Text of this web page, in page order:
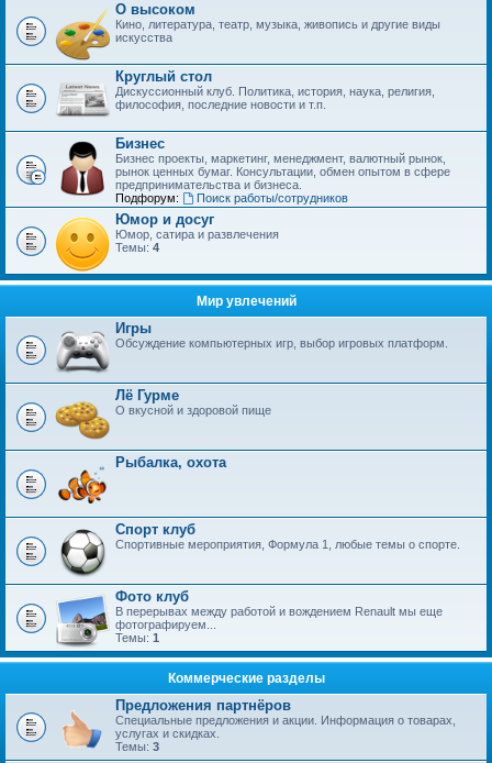
О высоком
Кино, литература, театр, музыка, живопись и другие виды
искусства
Круглый стол
Дискуссионный клуб. Политика, история, наука, религия,
философия, последние новости и т.п.
Бизнес
Бизнес проекты, маркетинг, менеджмент, валютный рынок,
рынок ценных бумаг. Консультации, обмен опытом в сфере
предпринимательства и бизнеса.
Подфорум:
Поиск работы/сотрудников
Юмор и досуг
Юмор, сатира и развлечения
Темы: 4
Мир увлечений
Игры
Обсуждение компьютерных игр, выбор игровых платформ.
Лё Гурме
О вкусной и здоровой пище
Рыбалка, охота
Спорт клуб
Спортивные мероприятия, Формула 1, любые темы о спорте.
Фото клуб
В перерывах между работой и вождением Renault мы еще
фотографируем...
Темы: 1
Коммерческие разделы
Предложения партнёров
Специальные предложения и акции. Информация о товарах,
услугах и скидках.
Темы: 3